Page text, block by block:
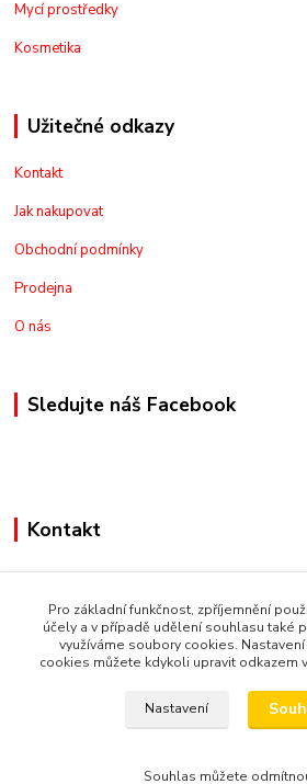
Mycí prostředky
Kosmetika
Užitečné odkazy
Kontakt
Jak nakupovat
Obchodní podmínky
Prodejna
O nás
Sledujte náš Facebook
Kontakt
+420775973462
nakupznemecka@email.cz
Vytvořeno na
Eshop-
Pro základní funkčnost, zpříjemnění
účely a v případě udělení souhlasu také
využíváme soubory cookies.
cookies můžete kdykoli upravit odkazem
Nastavení
Souhlas můžete